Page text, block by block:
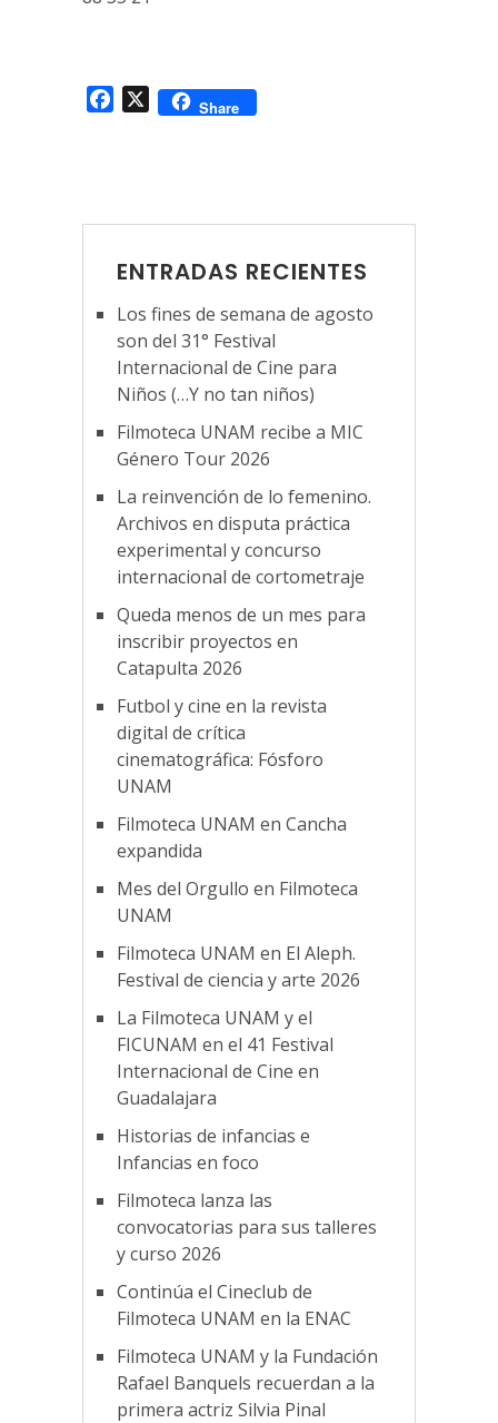
Facebook
X Share
ENTRADAS RECIENTES
Los fines de semana de agosto
son del 31° Festival
Internacional de Cine para
Niños (…Y no tan niños)
Filmoteca UNAM recibe a MIC
Género Tour 2026
La reinvención de lo femenino.
Archivos en disputa práctica
experimental y concurso
internacional de cortometraje
Queda menos de un mes para
inscribir proyectos en
Catapulta 2026
Futbol y cine en la revista
digital de crítica
cinematográfica: Fósforo
UNAM
Filmoteca UNAM en Cancha
expandida
Mes del Orgullo en Filmoteca
UNAM
Filmoteca UNAM en El Aleph.
Festival de ciencia y arte 2026
La Filmoteca UNAM y el
FICUNAM en el 41 Festival
Internacional de Cine en
Guadalajara
Historias de infancias e
Infancias en foco
Filmoteca lanza las
convocatorias para sus talleres
y curso 2026
Continúa el Cineclub de
Filmoteca UNAM en la ENAC
Filmoteca UNAM y la Fundación
Rafael Banquels recuerdan a la
primera actriz Silvia Pinal